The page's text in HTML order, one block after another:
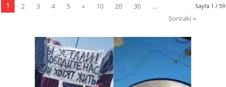
Sayfa 1 / 59
1 2 3 4 5 » 10 20 30
...
Sonraki »